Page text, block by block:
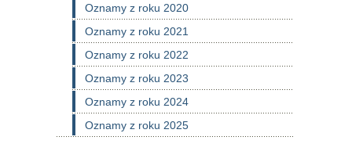
Oznamy z roku 2020
Oznamy z roku 2021
Oznamy z roku 2022
Oznamy z roku 2023
Oznamy z roku 2024
Oznamy z roku 2025